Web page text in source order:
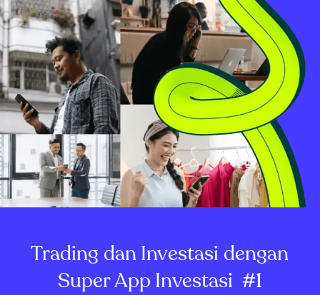
Trading dan Investasi dengan
Super App Investasi #1